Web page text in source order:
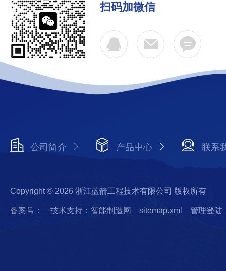
扫码加微信
公司简介 产品中心 联系
Copyright © 2026 浙江蓝箭工程技术有限公司 版权所有
备案号： 技术支持：智能制造网 sitemap.xml 管理登陆